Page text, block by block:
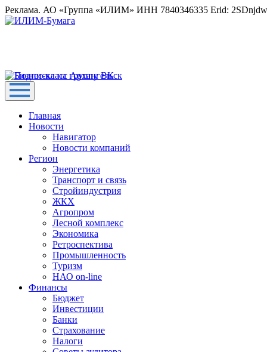
Реклама. АО «Группа «ИЛИМ» ИНН 7840346335 Erid:
Главная
Новости
Навигатор
Новости компаний
Регион
Энергетика
Транспорт и связь
Стройиндустрия
ЖКХ
Агропром
Лесной комплекс
Экономика
Ретроспектива
Промышленность
Туризм
НАО on-line
Финансы
Бюджет
Инвестиции
Банки
Страхование
Налоги